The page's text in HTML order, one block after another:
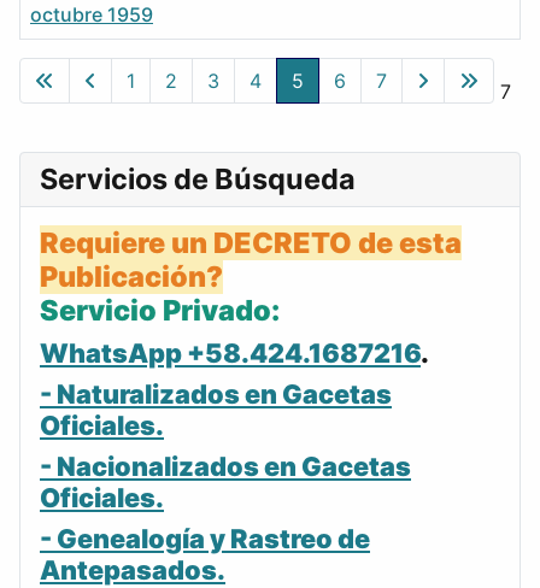
Gacetas
octubre 1959
Página 5 de 7
1 2 3 4 5 6 7
Servicios de Búsqueda
Requiere un DECRETO de esta
Publicación?
Servicio Privado:
WhatsApp +58.424.1687216.
- Naturalizados en Gacetas
Oficiales.
- Nacionalizados en Gacetas
Oficiales.
- Genealogía y Rastreo de
Antepasados.